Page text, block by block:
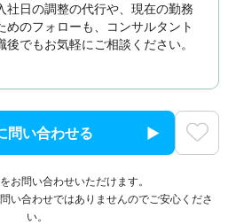
社日の調整の代行や、現在の勤務
めのフォローも、コンサルタント
でもお気軽にご相談ください。
問い合わせる
お問い合わせいただけます。
い合わせではありませんのでご安心くださ
い。